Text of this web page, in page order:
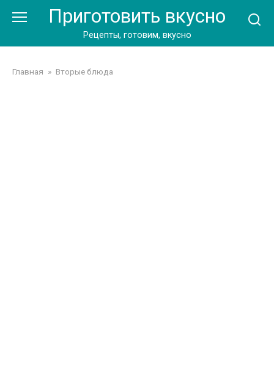
Приготовить вкусно
Рецепты, готовим, вкусно
Главная » Вторые блюда